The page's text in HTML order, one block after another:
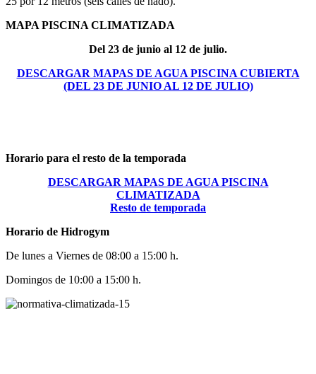
MAPA PISCINA CLIMATIZADA
Del 23 de junio al 12 de julio.
DESCARGAR MAPAS DE AGUA PISCINA CUBIERTA
(DEL 23 DE JUNIO AL 12 DE JULIO)
Horario para el resto de la temporada
DESCARGAR MAPAS DE AGUA PISCINA
CLIMATIZADA
Resto de temporada
Horario de Hidrogym
De lunes a Viernes de 08:00 a 15:00 h.
Domingos de 10:00 a 15:00 h.